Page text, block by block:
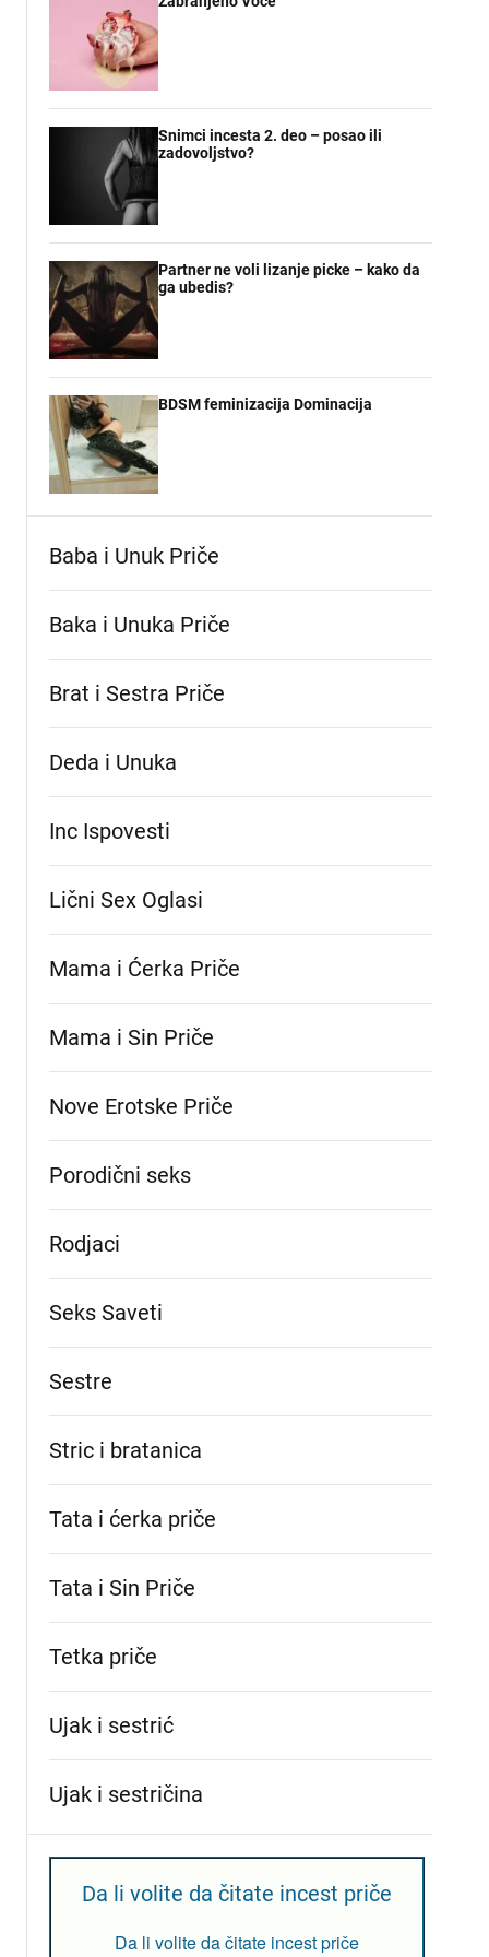
Snimci incesta 2. deo – posao ili
zadovoljstvo?
Partner ne voli lizanje picke – kako da
ga ubedis?
BDSM feminizacija Dominacija
Baba i Unuk Priče
Baka i Unuka Pričе
Brat i Sestra Priče
Deda i Unuka
Inc Ispovesti
Lični Sex Oglasi
Mama i Ćerka Priče
Mama i Sin Priče
Nove Erotske Priče
Porodični seks
Rodjaci
Seks Saveti
Sestre
Stric i bratanica
Tata i ćerka priče
Tata i Sin Priče
Tetka priče
Ujak i sestrić
Ujak i sestričina
Da li volite da čitate incest priče
Da li volite da čitate incest priče